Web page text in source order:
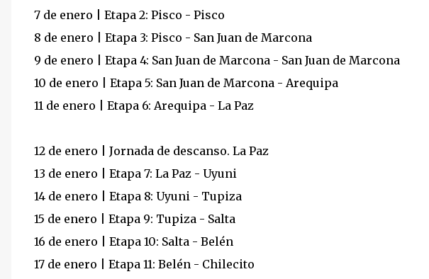
7 de enero | Etapa 2: Pisco - Pisco
8 de enero | Etapa 3: Pisco - San Juan de Marcona
9 de enero | Etapa 4: San Juan de Marcona - San Juan de Marcona
10 de enero | Etapa 5: San Juan de Marcona - Arequipa
​11 de enero | Etapa 6: Arequipa - La Paz
12 de enero | Jornada de descanso. La Paz
13 de enero | Etapa 7: La Paz - Uyuni
14 de enero | Etapa 8: Uyuni - Tupiza
15 de enero | Etapa 9: Tupiza - Salta
16 de enero | Etapa 10: Salta - Belén
17 de enero | Etapa 11: Belén - Chilecito